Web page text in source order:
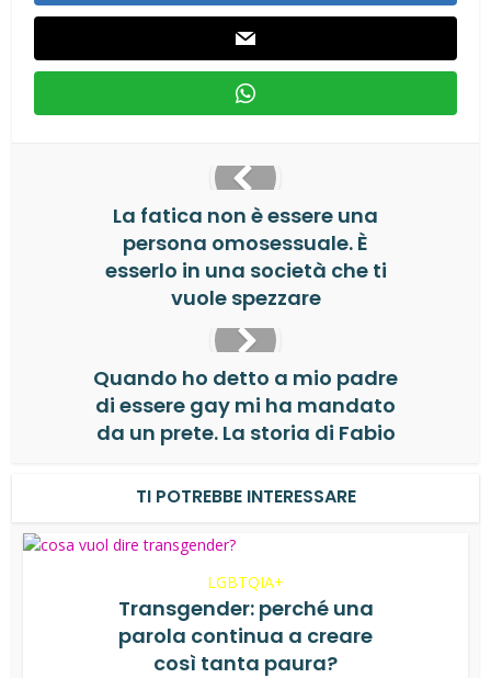
La fatica non è essere una
persona omosessuale. È
esserlo in una società che ti
vuole spezzare
Quando ho detto a mio padre
di essere gay mi ha mandato
da un prete. La storia di Fabio
TI POTREBBE INTERESSARE
LGBTQIA+
Transgender: perché una
parola continua a creare
così tanta paura?